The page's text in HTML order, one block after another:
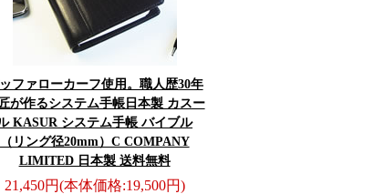
ファローカーフ使用。職人歴30年
が作るシステム手帳日本製 カスー
KASUR システム手帳 バイブル
（リング径20mm）C COMPANY
LIMITED 日本製 送料無料
21,450円(本体価格:19,500円)